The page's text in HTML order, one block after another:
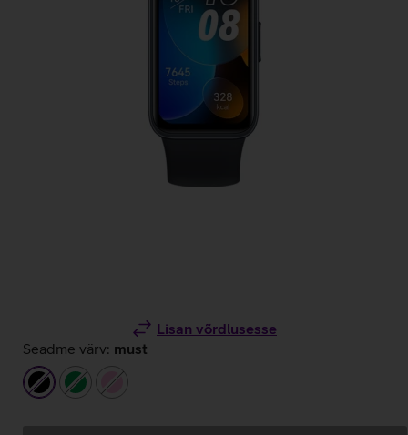
Lisan võrdlusesse
Seadme värv: must
mustrohelineheleroosa